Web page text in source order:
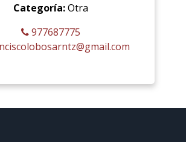
Categoría:Otra
977687775